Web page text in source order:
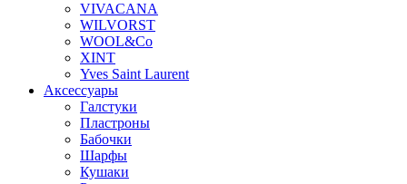
VIVACANA
WILVORST
WOOL&Co
XINT
Yves Saint Laurent
Аксессуары
Галстуки
Пластроны
Бабочки
Шарфы
Кушаки